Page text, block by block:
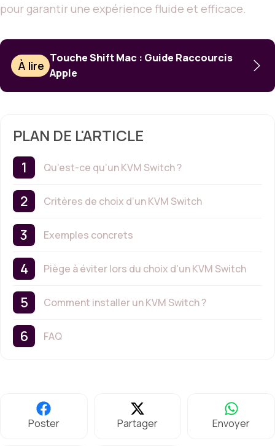
pour garantir une expérience fluide et efficace.
À lire
Touche Shift Mac : Guide Raccourcis
Apple
PLAN DE L'ARTICLE
Qu’est-ce qu’un KVM Switch ?
Critères de choix d’un KVM Switch
Exemples concrets
Piège à éviter lors du choix d’un KVM Switch
Comment installer un KVM Switch ?
FAQ
Poster Partager Envoyer